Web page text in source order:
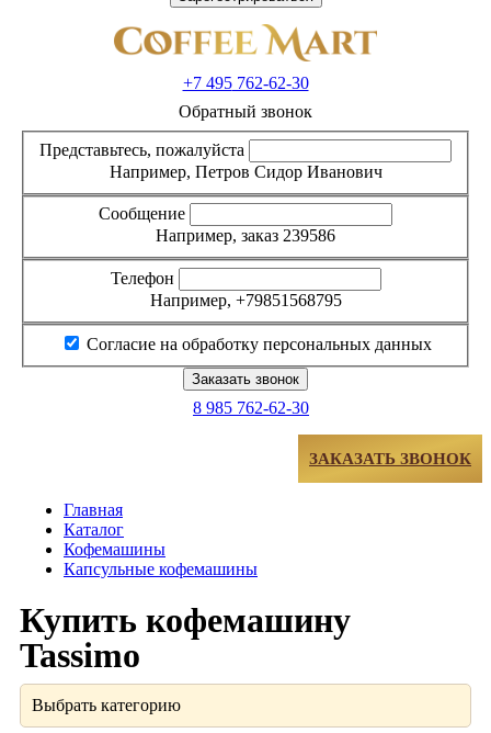
+7 495762-62-30
Обратный звонок
Представьтесь, пожалуйста
Например, Петров Сидор Иванович
Сообщение
Например, заказ 239586
Телефон
Например, +79851568795
Согласие на обработку персональных данных
8 985 762-62-30
ЗАКАЗАТЬ ЗВОНОК
Главная
Каталог
Кофемашины
Капсульные кофемашины
Купить кофемашину
Tassimo
Выбрать категорию